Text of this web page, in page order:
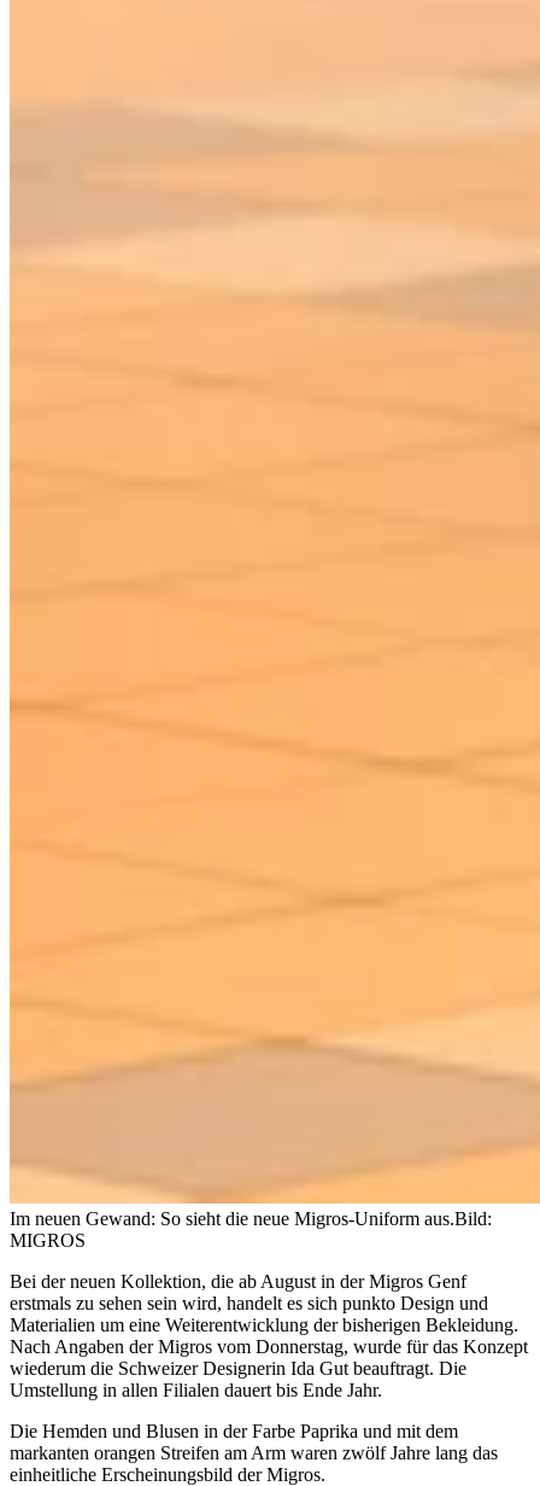
Im neuen Gewand: So sieht die neue Migros-Uniform aus.Bild:
MIGROS
Bei der neuen Kollektion, die ab August in der Migros Genf
erstmals zu sehen sein wird, handelt es sich punkto Design und
Materialien um eine Weiterentwicklung der bisherigen Bekleidung.
Nach Angaben der Migros vom Donnerstag, wurde für das Konzept
wiederum die Schweizer Designerin Ida Gut beauftragt. Die
Umstellung in allen Filialen dauert bis Ende Jahr.
Die Hemden und Blusen in der Farbe Paprika und mit dem
markanten orangen Streifen am Arm waren zwölf Jahre lang das
einheitliche Erscheinungsbild der Migros.